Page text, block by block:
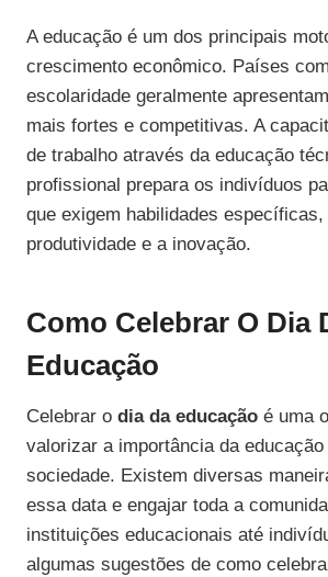
A educação é um dos principais
crescimento econômico. Países
escolaridade geralmente
mais fortes e competitivas. A
de trabalho através da educação
profissional prepara os indivíduos
que exigem habilidades específicas,
produtividade e a inovação.
Como Celebrar O Dia
Educação
Celebrar o dia da educação é uma
valorizar a importância da
sociedade. Existem diversas
essa data e engajar toda a
instituições educacionais até
algumas sugestões de como